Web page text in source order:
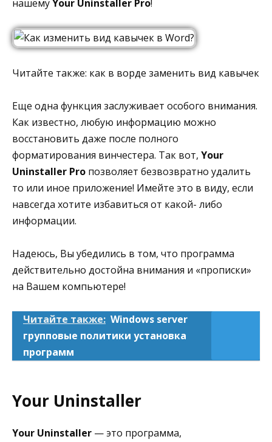
нашемуYour Uninstaller Pro!
Читайте также: как в ворде заменить вид кавычек
Еще одна функция заслуживает особого внимания.
Как известно, любую информацию можно
восстановить даже после полного
форматирования винчестера. Так вот, Your
Uninstaller Pro позволяет безвозвратно удалить
то или иное приложение! Имейте это в виду, если
навсегда хотите избавиться от какой- либо
информации.
Надеюсь, Вы убедились в том, что программа
действительно достойна внимания и «прописки»
на Вашем компьютере!
Читайте также: Windows server
групповые политики установка
программ
Your Uninstaller
Your Uninstaller — это программа,